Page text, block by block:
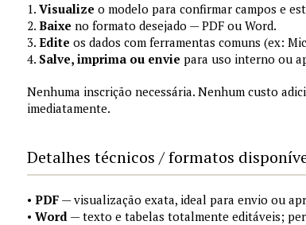
1. Visualize o modelo para confirmar campos e
2. Baixe no formato desejado — PDF ou Word.
3. Edite os dados com ferramentas comuns (ex:
4. Salve, imprima ou envie para uso interno ou
Nenhuma inscrição necessária. Nenhum custo
imediatamente.
Detalhes técnicos / formatos
• PDF — visualização exata, ideal para envio ou
• Word — texto e tabelas totalmente editáveis;